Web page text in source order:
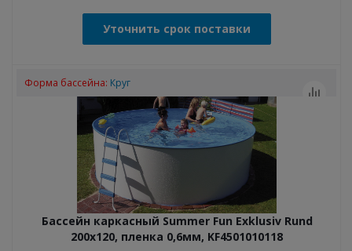
Уточнить срок поставки
Бассейн каркасный Summer Fun Exklusiv Rund
200x120, пленка 0,6мм, KF4501010118
Форма бассейна: Круг